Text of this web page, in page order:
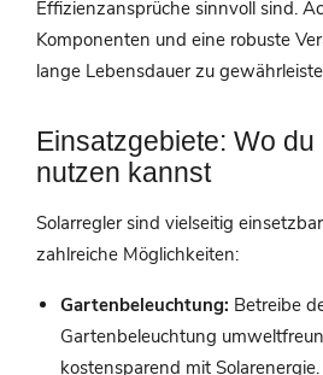
Effizienzansprüche sinnvoll sind.
Komponenten und eine robuste
lange Lebensdauer zu
Einsatzgebiete: Wo
nutzen kannst
Solarregler sind vielseitig
zahlreiche Möglichkeiten:
Gartenbeleuchtung: Betreibe
Gartenbeleuchtung
kostensparend mit